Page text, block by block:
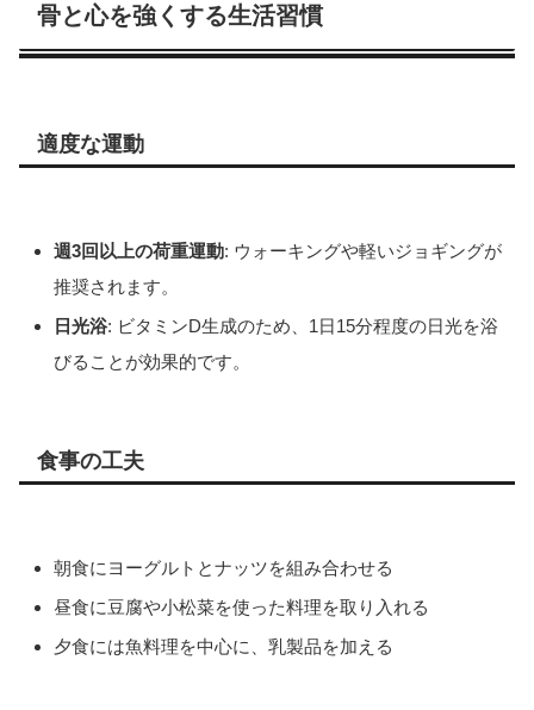
骨と心を強くする生活習慣
適度な運動
週3回以上の荷重運動: ウォーキングや軽いジョギングが
推奨されます。
日光浴: ビタミンD生成のため、1日15分程度の日光を浴
びることが効果的です。
食事の工夫
朝食にヨーグルトとナッツを組み合わせる
昼食に豆腐や小松菜を使った料理を取り入れる
夕食には魚料理を中心に、乳製品を加える